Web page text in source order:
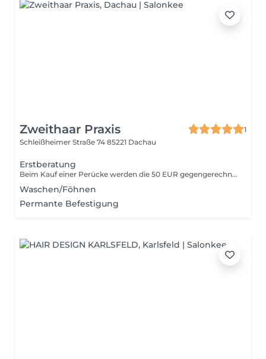
Zweithaar Praxis
1
Schleißheimer Straße 74 85221 Dachau
Erstberatung
Beim Kauf einer Perücke werden die 50 EUR gegengerechnet.
Waschen/Föhnen
Permante Befestigung